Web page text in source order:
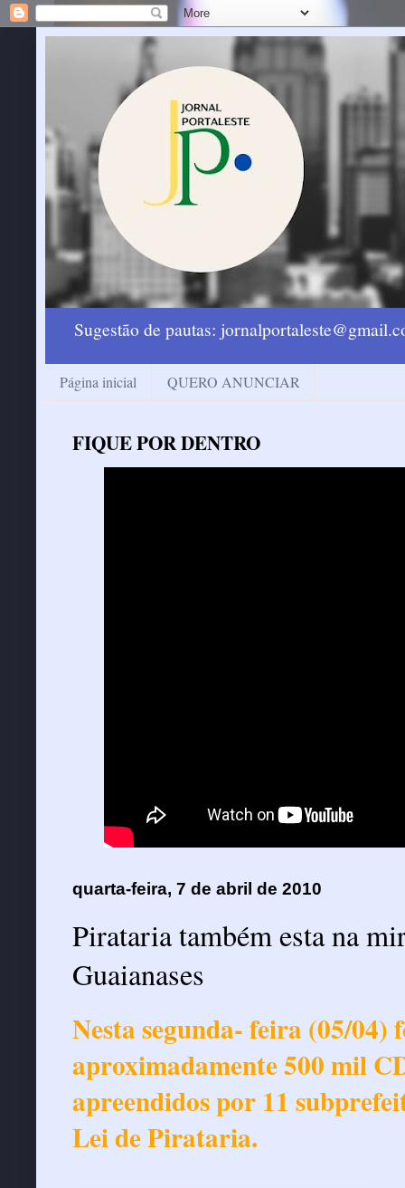
Sugestão de pautas:
Página inicial QUERO ANUNCIAR
FIQUE POR DENTRO
quarta-feira, 7 de abril de 2010
Pirataria também esta na
Guaianases
Nesta segunda- feira (05/04)
aproximadamente 500 mil
apreendidos por 11
Lei de Pirataria.